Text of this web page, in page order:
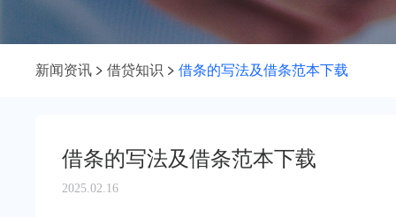
新闻资讯 借贷知识 借条的写法及借条范本下载
借条的写法及借条范本下载
2025.02.16